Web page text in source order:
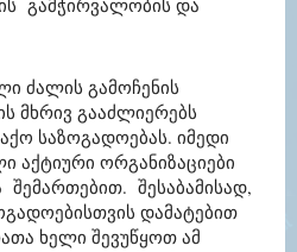
გამჭირვალობის და
ძალის გამოჩენის
მხრივ გააძლიერებს
საზოგადოებას. იმედი
აქტიური ორგანიზაციები
შესაბამისად,
დამატებით
ხელი შევუწყოთ ამ